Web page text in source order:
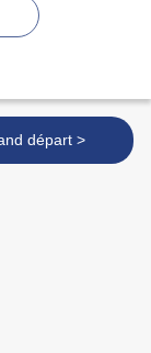
Le grand départ >